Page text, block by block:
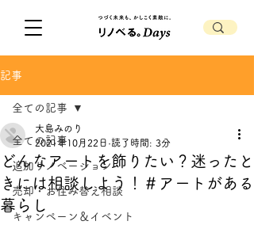
記事
全ての記事
追加リノベーション
売却・お住み替え相談
キャンペーン＆イベント
全ての記事
どんなアートを飾りたい？迷ったと
きには相談しよう！＃アートがある
暮らし
大島みのり
2021年10月22日 読了時間: 3分